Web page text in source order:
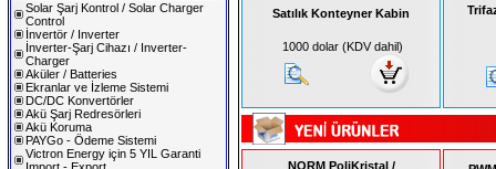
Solar Şarj Kontrol / Solar Charger
Control
İnvertör / Inverter
İnverter-Şarj Cihazı / Inverter-
Charger
Aküler / Batteries
Ekranlar ve İzleme Sistemi
DC/DC Konvertörler
Akü Şarj Redresörleri
Akü Koruma
PAYGo - Ödeme Sistemi
Victron Energy için 5 YIL Garanti
Satılık Konteyner Kabin
1000 dolar (KDV dahil)
NORM PoliKristal /